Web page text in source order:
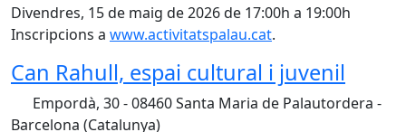
Divendres, 15 de maig de 2026 de 17:00h a 19:00h
Inscripcions a www.activitatspalau.cat.
Can Rahull, espai cultural i juvenil
Empordà, 30 - 08460 Santa Maria de Palautordera -
Barcelona (Catalunya)